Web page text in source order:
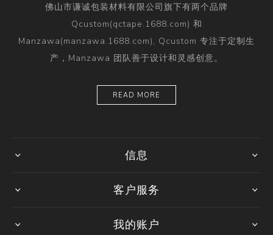
佛山市谦诚包装材料有限公司旗下有两个品牌
Qcustom(qctape.1688.com) 和
Manzawa(manzawa.1688.com), Qcustom 专注于定制生
产，Manzawa 团队善于设计和灵感创意。
READ MORE
信息
客户服务
我的账户